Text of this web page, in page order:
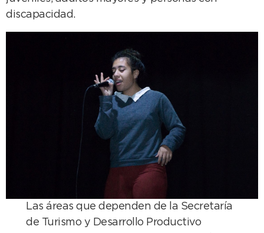
discapacidad.
Las áreas que dependen de la Secretaría
de Turismo y Desarrollo Productivo